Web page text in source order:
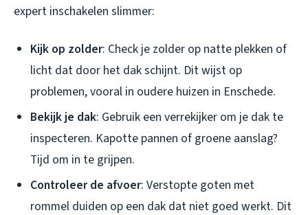
expert inschakelen slimmer:
Kijk op zolder: Check je zolder op natte plekken of
licht dat door het dak schijnt. Dit wijst op
problemen, vooral in oudere huizen in Enschede.
Bekijk je dak: Gebruik een verrekijker om je dak te
inspecteren. Kapotte pannen of groene aanslag?
Tijd om in te grijpen.
Controleer de afvoer: Verstopte goten met
rommel duiden op een dak dat niet goed werkt. Dit